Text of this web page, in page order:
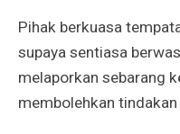
Pihak berkuasa
supaya sentiasa
melaporkan sebarang
membolehkan